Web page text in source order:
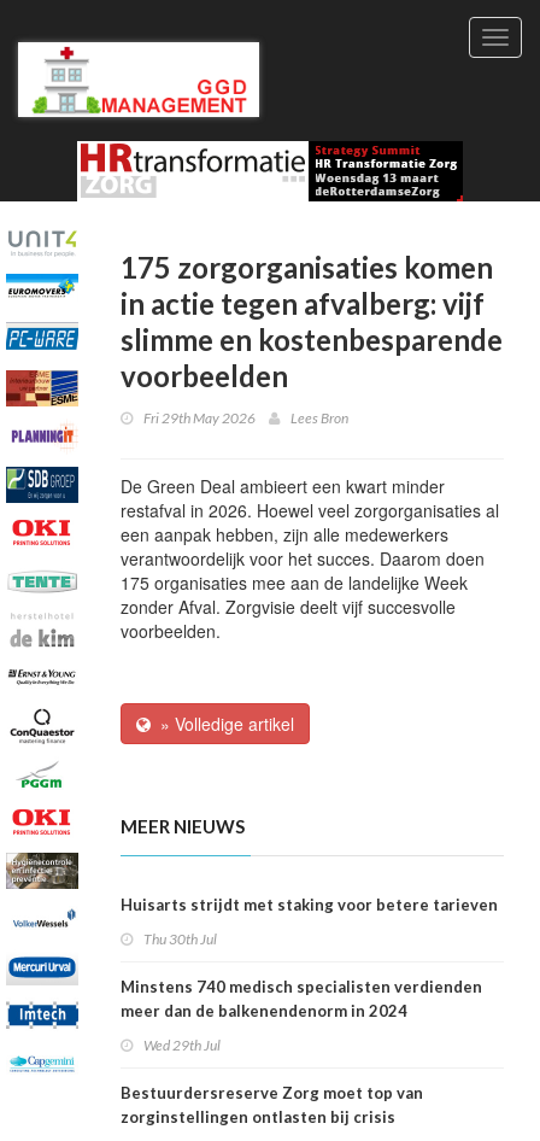
175 zorgorganisaties komen
in actie tegen afvalberg: vijf
slimme en kostenbesparende
voorbeelden
Fri 29th May 2026 Lees Bron
De Green Deal ambieert een kwart minder
restafval in 2026. Hoewel veel zorgorganisaties al
een aanpak hebben, zijn alle medewerkers
verantwoordelijk voor het succes. Daarom doen
175 organisaties mee aan de landelijke Week
zonder Afval. Zorgvisie deelt vijf succesvolle
voorbeelden.
» Volledige artikel
MEER NIEUWS
Huisarts strijdt met staking voor betere tarieven
Thu 30th Jul
Minstens 740 medisch specialisten verdienden
meer dan de balkenendenorm in 2024
Wed 29th Jul
Bestuurdersreserve Zorg moet top van
zorginstellingen ontlasten bij crisis